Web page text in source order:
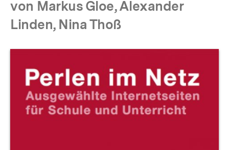
von Markus Gloe, Alexander
Linden, Nina Thoß